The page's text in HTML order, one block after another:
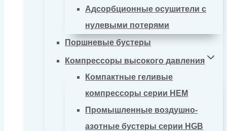
Адсорбционные осушители с
нулевыми потерями
Поршневые бустеры
Компрессоры высокого давления
Компактные геливые
компрессоры серии HEM
Промышленные воздушно-
азотные бустеры серии HGB